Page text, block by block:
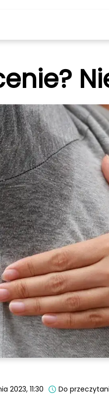
2023, 11:30 Do